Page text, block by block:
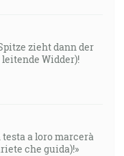
zieht dann der
Widder)!
testa a loro marcerà
che guida)!»